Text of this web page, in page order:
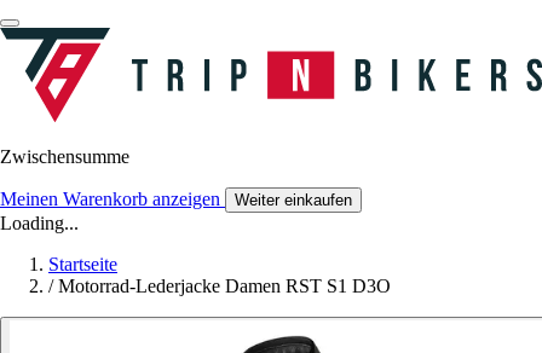
Zwischensumme
Meinen Warenkorb anzeigen Weiter einkaufen
Loading...
Startseite
/ Motorrad-Lederjacke Damen RST S1 D3O